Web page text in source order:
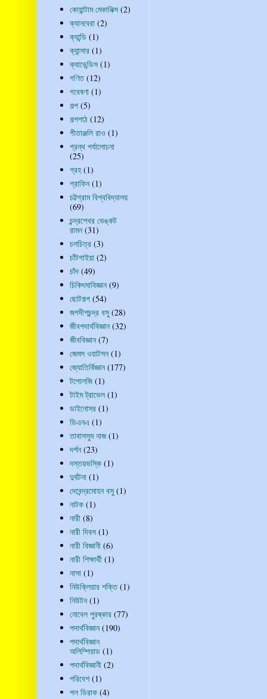
কোয়ান্টাম মেকানিক্স (2)
ক্যানবেরা (2)
ক্যান্ডি (1)
ক্যান্সার (1)
ক্যাভেন্ডিস (1)
গণিত (12)
গবেষণা (1)
গল্প (5)
গল্পপাঠ (12)
গীতাঞ্জলি রাও (1)
গ্রন্থ পর্যালোচনা
(25)
গ্রহ (1)
গ্রাফিন (1)
চট্টগ্রাম বিশ্ববিদ্যালয়
(69)
চন্দ্রশেখর ভেঙ্কট
রামন (31)
চলচিত্র (3)
চাঁটগাইয়া (2)
চাঁদ (49)
চিকিৎসাবিজ্ঞান (9)
ছোটগল্প (54)
জগদীশচন্দ্র বসু (28)
জীবপদার্থবিজ্ঞান (32)
জীববিজ্ঞান (7)
জেমস ওয়াটসন (1)
জ্যোতির্বিজ্ঞান (177)
টপোলজি (1)
টাইম ট্রাভেল (1)
ডাইনোসর (1)
ডিএনএ (1)
তাবাসসুম নাজ (1)
দর্শন (23)
দস্তয়ভস্কি (1)
দুর্ঘটনা (1)
দেবেন্দ্রমোহন বসু (1)
নাটক (1)
নারী (8)
নারী দিবস (1)
নারী বিজ্ঞানী (6)
নারী শিক্ষার্থী (1)
নাসা (1)
নিউক্লিয়ার শক্তি (1)
নিউটন (1)
নোবেল পুরষ্কার (77)
পদার্থবিজ্ঞান (190)
পদার্থবিজ্ঞান
অলিম্পিয়াড (1)
পদার্থবিজ্ঞানী (2)
পরিবেশ (1)
পল ডিরাক (4)